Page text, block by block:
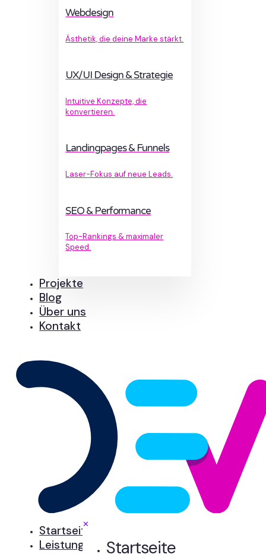
Webdesign
Ästhetik, die deine Marke stärkt.
UX/UI Design & Strategie
Intuitive Konzepte, die
konvertieren.
Landingpages & Funnels
Laser-Fokus auf neue Leads.
SEO & Performance
Top-Rankings & maximaler
Speed.
Projekte
Blog
Über uns
Kontakt
✕
Startseite
Startseite
Leistungen